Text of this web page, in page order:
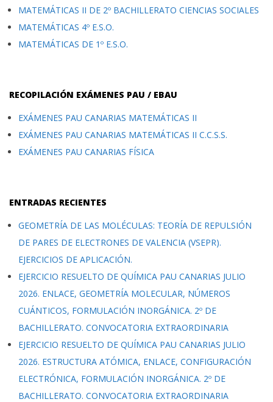
MATEMÁTICAS II DE 2º BACHILLERATO CIENCIAS SOCIALES
MATEMÁTICAS 4º E.S.O.
MATEMÁTICAS DE 1º E.S.O.
RECOPILACIÓN EXÁMENES PAU / EBAU
EXÁMENES PAU CANARIAS MATEMÁTICAS II
EXÁMENES PAU CANARIAS MATEMÁTICAS II C.C.S.S.
EXÁMENES PAU CANARIAS FÍSICA
ENTRADAS RECIENTES
GEOMETRÍA DE LAS MOLÉCULAS: TEORÍA DE REPULSIÓN
DE PARES DE ELECTRONES DE VALENCIA (VSEPR).
EJERCICIOS DE APLICACIÓN.
EJERCICIO RESUELTO DE QUÍMICA PAU CANARIAS JULIO
2026. ENLACE, GEOMETRÍA MOLECULAR, NÚMEROS
CUÁNTICOS, FORMULACIÓN INORGÁNICA. 2º DE
BACHILLERATO. CONVOCATORIA EXTRAORDINARIA
EJERCICIO RESUELTO DE QUÍMICA PAU CANARIAS JULIO
2026. ESTRUCTURA ATÓMICA, ENLACE, CONFIGURACIÓN
ELECTRÓNICA, FORMULACIÓN INORGÁNICA. 2º DE
BACHILLERATO. CONVOCATORIA EXTRAORDINARIA